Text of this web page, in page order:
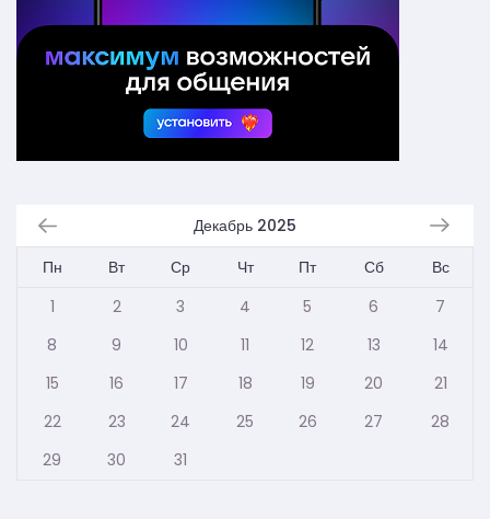
Декабрь 2025
Пн
Вт Ср Чт Пт Сб
Вс
1
2 3 4 5 6
7
8
9 10 11 12 13
14
15
16 17 18 19 20
21
22
23 24 25 26 27
28
29
30 31